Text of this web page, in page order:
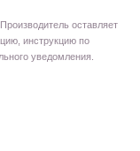
оставляет
инструкцию по
уведомления.